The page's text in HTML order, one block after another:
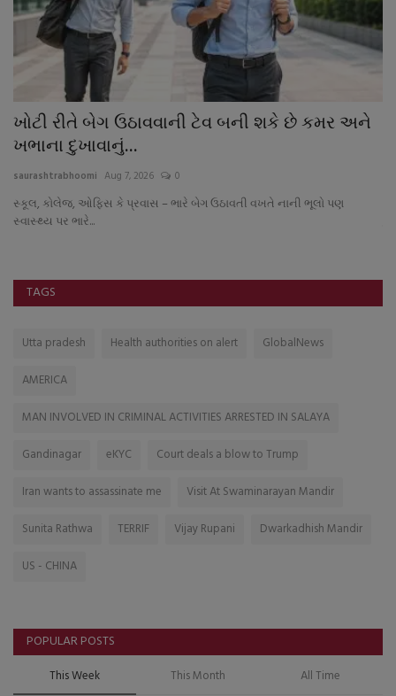
ખોટી રીતે બેગ ઉઠાવવાની ટેવ બની શકે છે કમર અને
ખભાના દુખાવાનું...
saurashtrabhoomi Aug 7, 2026 0
સ્કૂલ, કોલેજ, ઓફિસ કે પ્રવાસ – ભારે બેગ ઉઠાવતી વખતે નાની ભૂલો પણ
સ્વાસ્થ્ય પર ભારે...
TAGS
Utta pradesh Health authorities on alert
GlobalNews
AMERICA
MAN INVOLVED IN CRIMINAL ACTIVITIES ARRESTED IN SALAYA
Gandinagar
eKYC
Court deals a blow to Trump
Iran wants to assassinate me
Visit At Swaminarayan Mandir
Sunita Rathwa
TERRIF Vijay Rupani
Dwarkadhish Mandir
US - CHINA
POPULAR POSTS
This Week This Month All Time